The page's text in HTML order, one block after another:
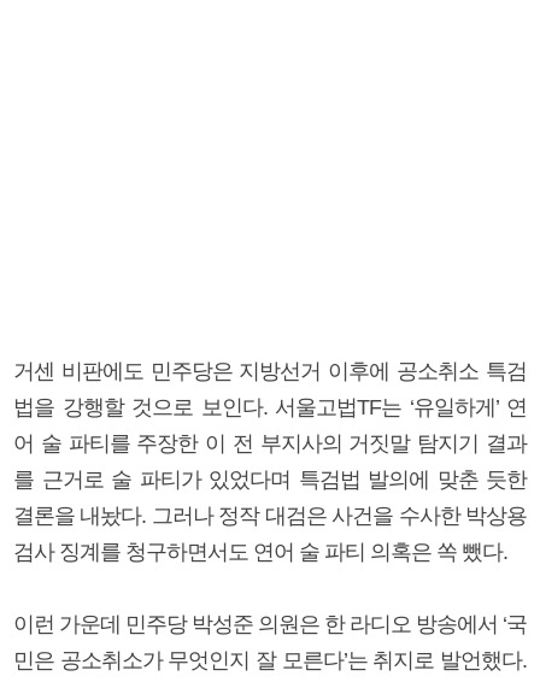
거센 비판에도 민주당은 지방선거 이후에 공소취소 특검
법을 강행할 것으로 보인다. 서울고법TF는 ‘유일하게’ 연
어 술 파티를 주장한 이 전 부지사의 거짓말 탐지기 결과
를 근거로 술 파티가 있었다며 특검법 발의에 맞춘 듯한
결론을 내놨다. 그러나 정작 대검은 사건을 수사한 박상용
검사 징계를 청구하면서도 연어 술 파티 의혹은 쏙 뺐다.
이런 가운데 민주당 박성준 의원은 한 라디오 방송에서 ‘국
민은 공소취소가 무엇인지 잘 모른다’는 취지로 발언했다.